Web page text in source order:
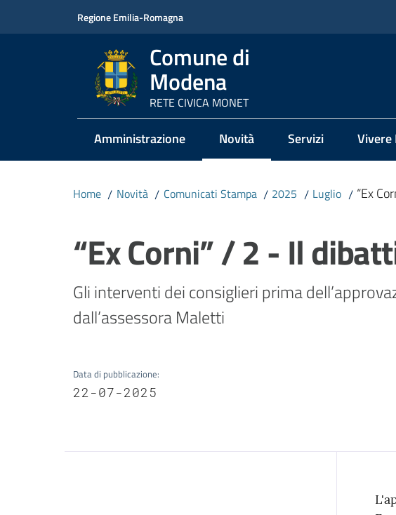
Regione Emilia-Romagna
Comune di
Modena
RETE CIVICA MONET
Amministrazione Novità
Menu selezionato
Servizi Vivere
Home / Novità / Comunicati Stampa / 2025 / Luglio / “Ex
“Ex Corni” / 2 - Il
Gli interventi dei consiglieri prima
dall’assessora Maletti
Data di pubblicazione:
22-07-2025